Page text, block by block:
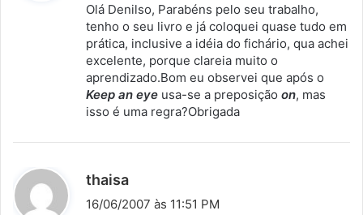
s
e
:
Olá Denilso, Parabéns pelo seu trabalho,
tenho o seu livro e já coloquei quase tudo em
prática, inclusive a idéia do fichário, qua achei
excelente, porque clareia muito o
aprendizado.Bom eu observei que após o
Keep an eye usa-se a preposição on, mas
isso é uma regra?Obrigada
thaisa
i
16/06/2007 às 11:51 PM